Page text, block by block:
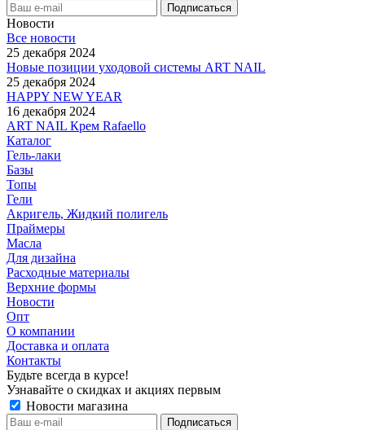
Новости
Все новости
25 декабря 2024
Новые позиции уходовой системы ART NAIL
25 декабря 2024
HAPPY NEW YEAR
16 декабря 2024
ART NAIL Крем Rafaello
Каталог
Гель-лаки
Базы
Топы
Гели
Акригель, Жидкий полигель
Праймеры
Масла
Для дизайна
Расходные материалы
Верхние формы
Новости
Опт
О компании
Доставка и оплата
Контакты
Будьте всегда в курсе!
Узнавайте о скидках и акциях первым
Новости магазина